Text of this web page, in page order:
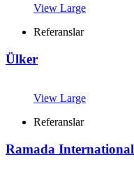
View Large
Referanslar
Ülker
View Large
Referanslar
Ramada International